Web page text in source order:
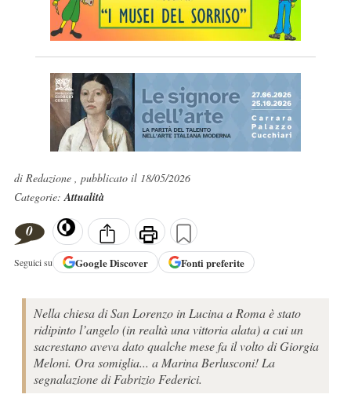
di Redazione , pubblicato il 18/05/2026
Categorie:Attualità
0
Seguici su GoogleDiscover Fonti preferite
Nella chiesa di San Lorenzo in Lucina a Roma è stato
ridipinto l’angelo (in realtà una vittoria alata) a cui un
sacrestano aveva dato qualche mese fa il volto di Giorgia
Meloni. Ora somiglia... a Marina Berlusconi! La
segnalazione di Fabrizio Federici.